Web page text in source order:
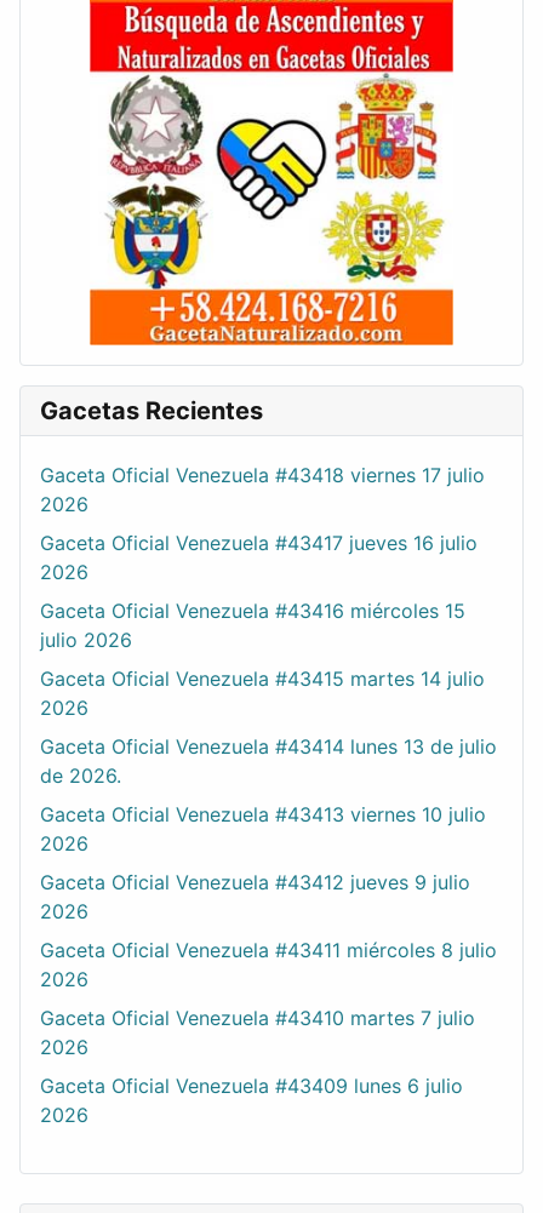
Gacetas Recientes
Gaceta Oficial Venezuela #43418 viernes 17 julio
2026
Gaceta Oficial Venezuela #43417 jueves 16 julio
2026
Gaceta Oficial Venezuela #43416 miércoles 15
julio 2026
Gaceta Oficial Venezuela #43415 martes 14 julio
2026
Gaceta Oficial Venezuela #43414 lunes 13 de julio
de 2026.
Gaceta Oficial Venezuela #43413 viernes 10 julio
2026
Gaceta Oficial Venezuela #43412 jueves 9 julio
2026
Gaceta Oficial Venezuela #43411 miércoles 8 julio
2026
Gaceta Oficial Venezuela #43410 martes 7 julio
2026
Gaceta Oficial Venezuela #43409 lunes 6 julio
2026